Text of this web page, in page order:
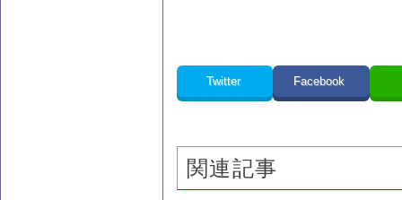
Twitter Facebook
関連記事